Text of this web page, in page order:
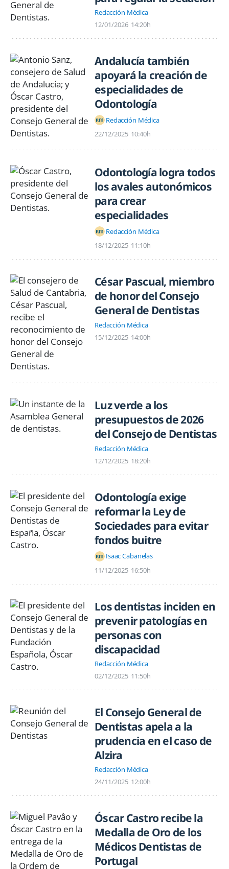
Redacción Médica
12/01/2026 14:20h
Andalucía también
apoyará la creación de
especialidades de
Odontología
Redacción Médica
22/12/2025 10:40h
Odontología logra todos
los avales autonómicos
para crear
especialidades
Redacción Médica
18/12/2025 11:10h
César Pascual, miembro
de honor del Consejo
General de Dentistas
Redacción Médica
15/12/2025 14:00h
Luz verde a los
presupuestos de 2026
del Consejo de Dentistas
Redacción Médica
12/12/2025 18:20h
Odontología exige
reformar la Ley de
Sociedades para evitar
fondos buitre
Isaac Cabanelas
11/12/2025 16:50h
Los dentistas inciden en
prevenir patologías en
personas con
discapacidad
Redacción Médica
02/12/2025 11:50h
El Consejo General de
Dentistas apela a la
prudencia en el caso de
Alzira
Redacción Médica
24/11/2025 12:00h
Óscar Castro recibe la
Medalla de Oro de los
Médicos Dentistas de
Portugal